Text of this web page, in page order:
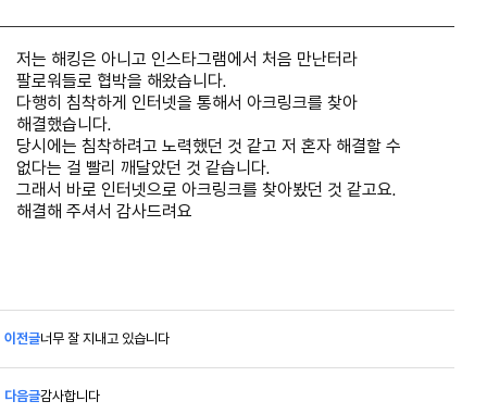
저는 해킹은 아니고 인스타그램에서 처음 만난터라
팔로워들로 협박을 해왔습니다.
다행히 침착하게 인터넷을 통해서 아크링크를 찾아
해결했습니다.
당시에는 침착하려고 노력했던 것 같고 저 혼자 해결할 수
없다는 걸 빨리 깨달았던 것 같습니다.
그래서 바로 인터넷으로 아크링크를 찾아봤던 것 같고요.
해결해 주셔서 감사드려요
이전글너무 잘 지내고 있습니다
다음글감사합니다